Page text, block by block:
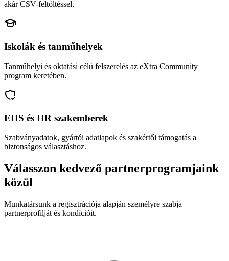
akár CSV-feltöltéssel.
Iskolák és tanműhelyek
Tanműhelyi és oktatási célú felszerelés az eXtra Community
program keretében.
EHS és HR szakemberek
Szabványadatok, gyártói adatlapok és szakértői támogatás a
biztonságos választáshoz.
Válasszon kedvező partnerprogramjaink
közül
Munkatársunk a regisztrációja alapján személyre szabja
partnerprofilját és kondícióit.